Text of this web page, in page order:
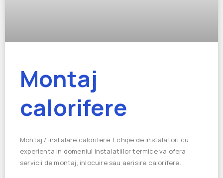
Montaj
calorifere
Montaj / instalare calorifere. Echipe de instalatori cu
experienta in domeniul instalatiilor termice va ofera
servicii de montaj, inlocuire sau aerisire calorifere.